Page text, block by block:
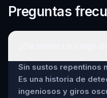
Preguntas
Sin sustos repentinos
Es una historia de
ingeniosos y giros